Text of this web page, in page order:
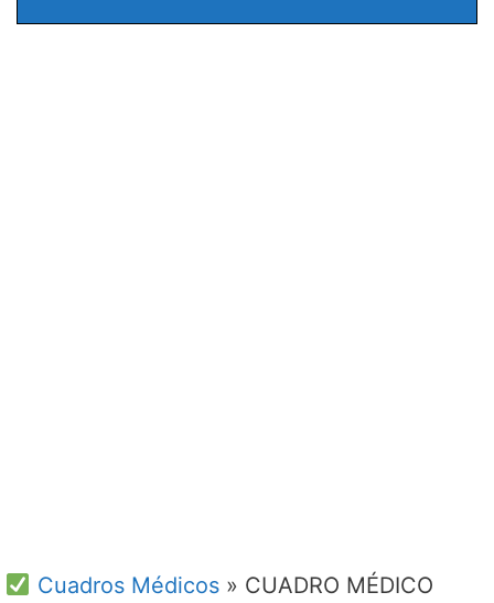
Cuadros Médicos» CUADRO MÉDICO